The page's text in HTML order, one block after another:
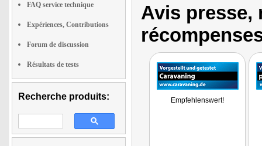
FAQ service technique
Expériences, Contributions
Forum de discussion
Résultats de tests
Recherche produits:
Avis presse,
Empfehlenswert!